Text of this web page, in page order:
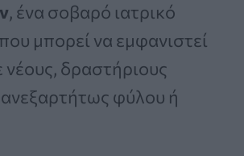
, ένα σοβαρό ιατρικό
μπορεί να εμφανιστεί
νέους, δραστήριους
φύλου ή